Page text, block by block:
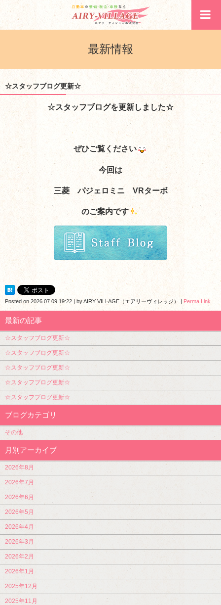
最新情報
☆スタッフブログ更新☆
☆スタッフブログを更新しました☆
ぜひご覧ください
今回は
三菱 パジェロミニ VRターボ
のご案内です
Posted on 2026.07.09 19:22 | byAIRY VILLAGE（エアリーヴィレッジ） | Perma Link
最新の記事
☆スタッフブログ更新☆
☆スタッフブログ更新☆
☆スタッフブログ更新☆
☆スタッフブログ更新☆
☆スタッフブログ更新☆
ブログカテゴリ
その他
月別アーカイブ
2026年8月
2026年7月
2026年6月
2026年5月
2026年4月
2026年3月
2026年2月
2026年1月
2025年12月
2025年11月